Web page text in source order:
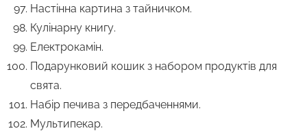
Настінна картина з тайничком.
Кулінарну книгу.
Електрокамін.
Подарунковий кошик з набором продуктів для
свята.
Набір печива з передбаченнями.
Мультипекар.